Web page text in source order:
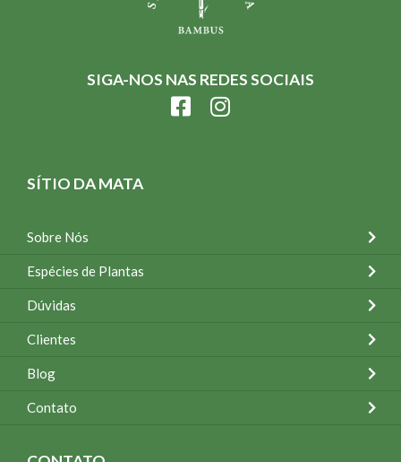
SIGA-NOS NAS REDES SOCIAIS
SÍTIO DA MATA
Sobre Nós
Espécies de Plantas
Dúvidas
Clientes
Blog
Contato